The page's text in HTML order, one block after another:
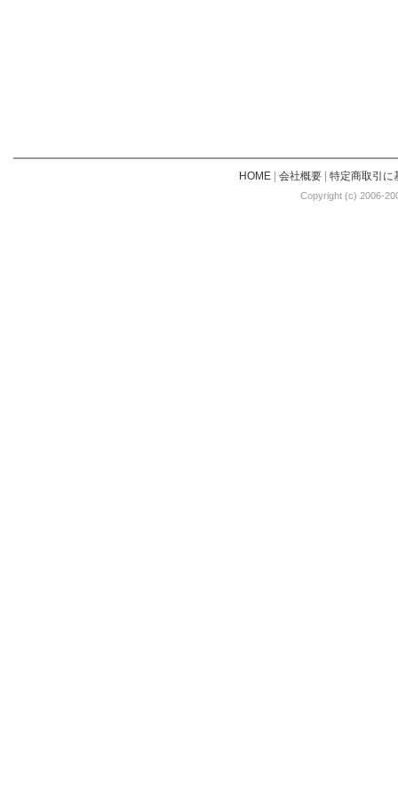
HOME| 会社概要| 特定商取引に
Copyright (c) 2006-